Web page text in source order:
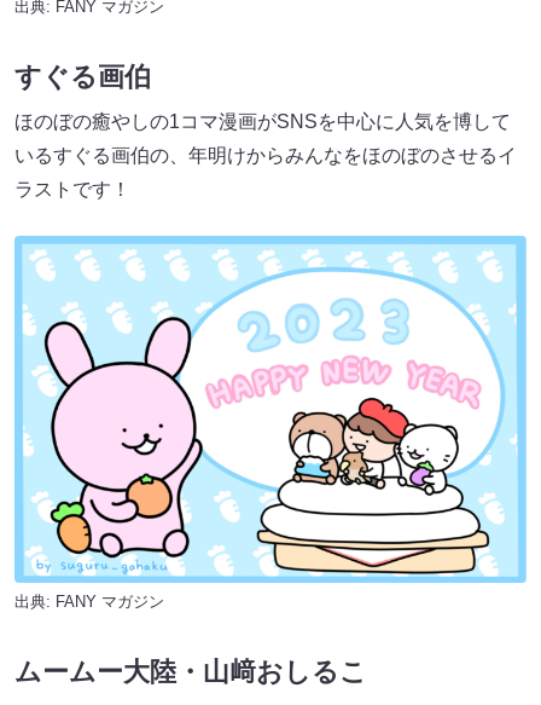
出典: FANY マガジン
すぐる画伯
ほのぼの癒やしの1コマ漫画がSNSを中心に人気を博して
いるすぐる画伯の、年明けからみんなをほのぼのさせるイ
ラストです！
出典: FANY マガジン
ムームー大陸・山﨑おしるこ